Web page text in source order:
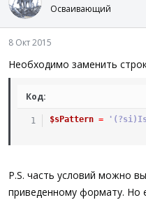
Осваивающий
8 Окт 2015
Необходимо заменить
Код:
$sPattern =
P.S. часть условий можно
приведенному формату.